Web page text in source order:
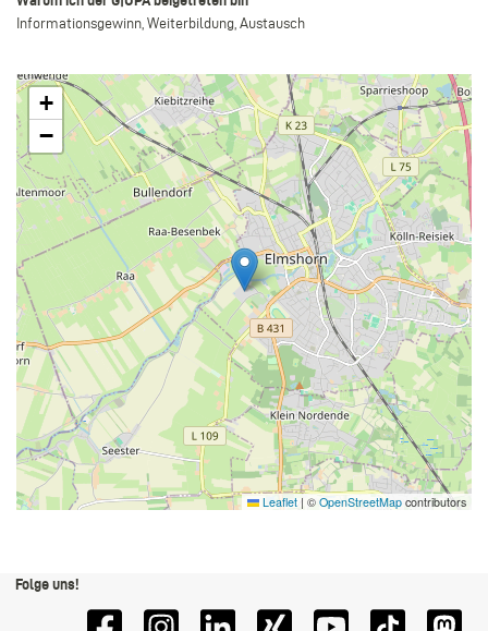
Informationsgewinn, Weiterbildung, Austausch
+
−
Leaflet | © OpenStreetMap contributors
Folge uns!